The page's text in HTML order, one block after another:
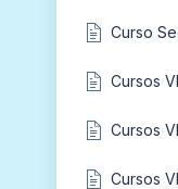
Curso
Cursos
Cursos
Cursos